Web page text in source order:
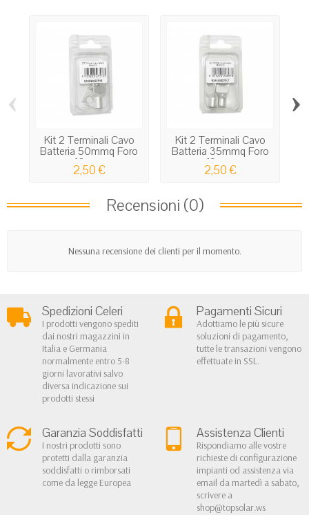
Kit 2 Terminali Cavo
Batteria 50mmq Foro
10mm
2,50 €
Kit 2 Terminali Cavo
Batteria 35mmq Foro
12mm
2,50 €
‹ ›
Recensioni (0)
Nessuna recensione dei clienti per il momento.
Spedizioni Celeri
I prodotti vengono spediti
dai nostri magazzini in
Italia e Germania
normalmente entro 5-8
giorni lavorativi salvo
diversa indicazione sui
prodotti stessi
Pagamenti Sicuri
Adottiamo le più sicure
soluzioni di pagamento,
tutte le transazioni vengono
effettuate in SSL.
Garanzia Soddisfatti
I nostri prodotti sono
protetti dalla garanzia
soddisfatti o rimborsati
come da legge Europea
Assistenza Clienti
Rispondiamo alle vostre
richieste di configurazione
impianti od assistenza via
email da martedì a sabato,
scrivere a
shop@topsolar.ws